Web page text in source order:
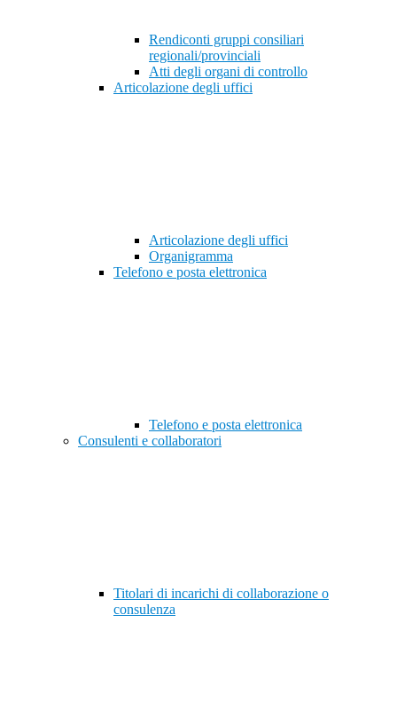
Rendiconti gruppi consiliari
regionali/provinciali
Atti degli organi di controllo
Articolazione degli uffici
Articolazione degli uffici
Organigramma
Telefono e posta elettronica
Telefono e posta elettronica
Consulenti e collaboratori
Titolari di incarichi di collaborazione o
consulenza